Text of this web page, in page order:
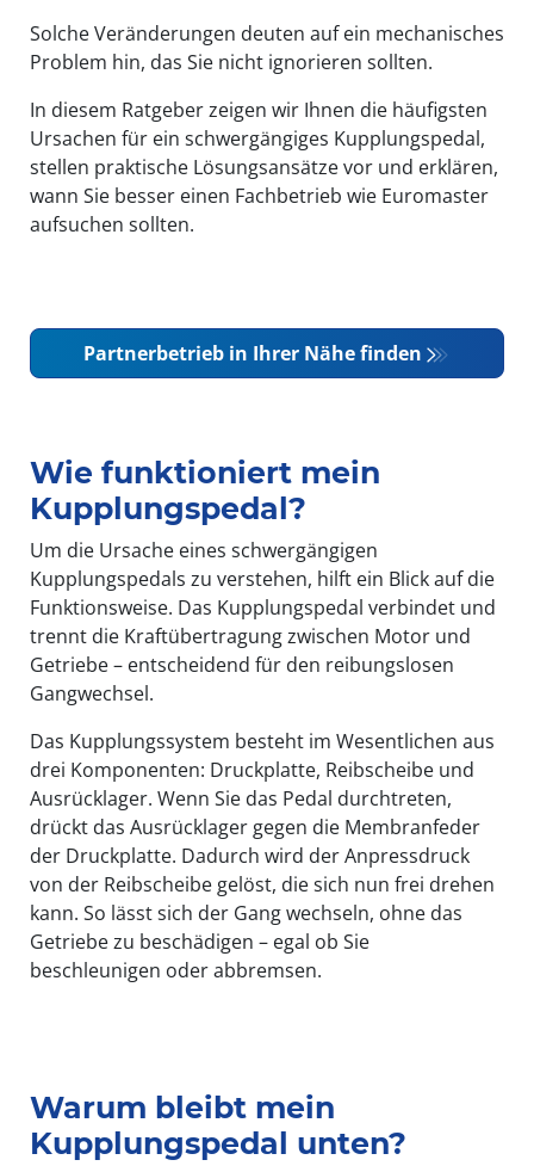
Solche Veränderungen deuten auf ein mechanisches
Problem hin, das Sie nicht ignorieren sollten.
In diesem Ratgeber zeigen wir Ihnen die häufigsten
Ursachen für ein schwergängiges Kupplungspedal,
stellen praktische Lösungsansätze vor und erklären,
wann Sie besser einen Fachbetrieb wie Euromaster
aufsuchen sollten.
Partnerbetrieb in Ihrer Nähe finden
Wie funktioniert mein
Kupplungspedal?
Um die Ursache eines schwergängigen
Kupplungspedals zu verstehen, hilft ein Blick auf die
Funktionsweise. Das Kupplungspedal verbindet und
trennt die Kraftübertragung zwischen Motor und
Getriebe – entscheidend für den reibungslosen
Gangwechsel.
Das Kupplungssystem besteht im Wesentlichen aus
drei Komponenten: Druckplatte, Reibscheibe und
Ausrücklager. Wenn Sie das Pedal durchtreten,
drückt das Ausrücklager gegen die Membranfeder
der Druckplatte. Dadurch wird der Anpressdruck
von der Reibscheibe gelöst, die sich nun frei drehen
kann. So lässt sich der Gang wechseln, ohne das
Getriebe zu beschädigen – egal ob Sie
beschleunigen oder abbremsen.
Warum bleibt mein
Kupplungspedal unten?